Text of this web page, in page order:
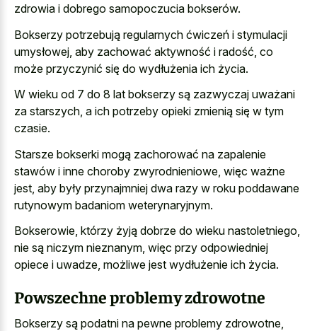
zdrowia i dobrego samopoczucia bokserów.
Bokserzy potrzebują regularnych ćwiczeń i stymulacji
umysłowej, aby zachować aktywność i radość, co
może przyczynić się do wydłużenia ich życia.
W wieku od 7 do 8 lat bokserzy są zazwyczaj uważani
za starszych, a ich potrzeby opieki zmienią się w tym
czasie.
Starsze bokserki mogą zachorować na zapalenie
stawów i inne choroby zwyrodnieniowe, więc ważne
jest, aby były przynajmniej dwa razy w roku poddawane
rutynowym badaniom weterynaryjnym.
Bokserowie, którzy żyją dobrze do wieku nastoletniego,
nie są niczym nieznanym, więc przy odpowiedniej
opiece i uwadze, możliwe jest wydłużenie ich życia.
Powszechne problemy zdrowotne
Bokserzy są podatni na pewne problemy zdrowotne,